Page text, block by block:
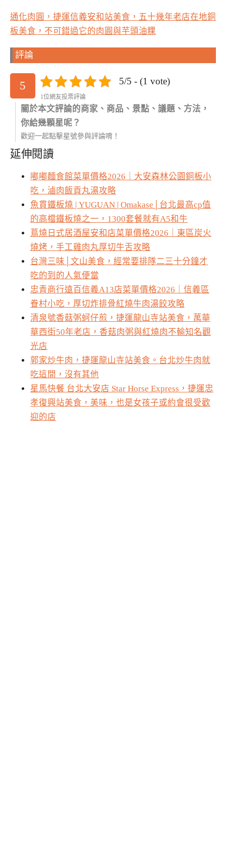
通化肉圓，捷運信義安和站美食，五十幾年老店在地銅
板美食，不可錯過它的肉圓與芋頭油粿
評論
5 5/5 - (1 vote)
1位網友投票評論
關於本文評論的商家、商品、景點、議題、方法，
你給幾顆星呢？
歡迎一起點擊星號參與評論唷！
延伸閱讀
嘟嘟麵食館菜單價格2026｜大安森林公園銅板小
吃，滷肉飯貢丸湯攻略
魚貫鐵板燒 | YUGUAN | Omakase│台北最高cp值
的高檔鐵板燒之一，1300套餐就有A5和牛
蔦燒日式居酒屋安和店菜單價格2026｜東區炭火
燒烤，手工雞肉丸厚切牛舌攻略
台灣三味│文山美食，經常要排隊二三十分鐘才
吃的到的人氣便當
忠青商行遠百信義A13店菜單價格2026｜信義區
眷村小吃，厚切炸排骨紅燒牛肉湯餃攻略
清泉號香菇粥蚵仔煎，捷運龍山寺站美食，萬華
華西街50年老店，香菇肉粥與紅燒肉不輸知名觀
光店
郭家炒牛肉，捷運龍山寺站美食。台北炒牛肉就
吃這間，沒有其他
星馬快餐 台北大安店 Star Horse Express，捷運忠
孝復興站美食，美味，也是女孩子或約會很受歡
迎的店